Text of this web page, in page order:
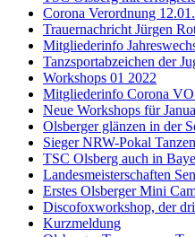
Corona Verordnung
Trauernachricht Jürgen
Mitgliederinfo
Tanzsportabzeichen der
Workshops 01 2022
Mitgliederinfo Corona VO
Neue Workshops für
Olsberger glänzen in der
Sieger NRW-Pokal
TSC Olsberg auch in
Landesmeisterschaften
Erstes Olsberger Mini
Discofoxworkshop, der
Kurzmeldung